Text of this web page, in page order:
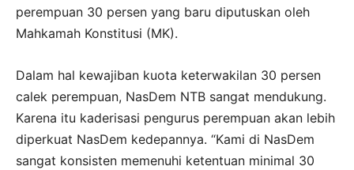
perempuan 30 persen yang baru diputuskan oleh
Mahkamah Konstitusi (MK).
Dalam hal kewajiban kuota keterwakilan 30 persen
calek perempuan, NasDem NTB sangat mendukung.
Karena itu kaderisasi pengurus perempuan akan lebih
diperkuat NasDem kedepannya. “Kami di NasDem
sangat konsisten memenuhi ketentuan minimal 30